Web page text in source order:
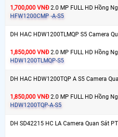
1,700,000 VNĐ 2.0 MP FULL HD Hồng
HFW1200CMP -A-S5
DH HAC HDW1200TLMQP S5 Camera
1,850,000 VNĐ 2.0 MP FULL HD Hồng
HDW1200TLMQP-S5
DH HAC HDW1200TQP A S5 Camera
1,850,000 VNĐ 2.0 MP FULL HD Hồng
HDW1200TQP-A-S5
DH SD42215 HC LA Camera Quan Sát